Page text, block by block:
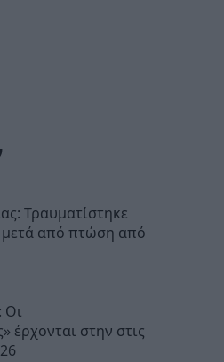
Τραυματίστηκε
μετά από πτώση από
Οι
έρχονται στην στις